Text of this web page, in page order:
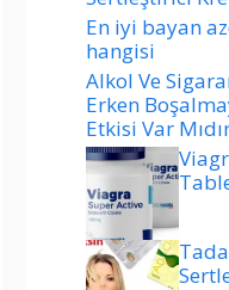
En iyi bayan
hangisi
Alkol Ve
Erken
Etkisi Var